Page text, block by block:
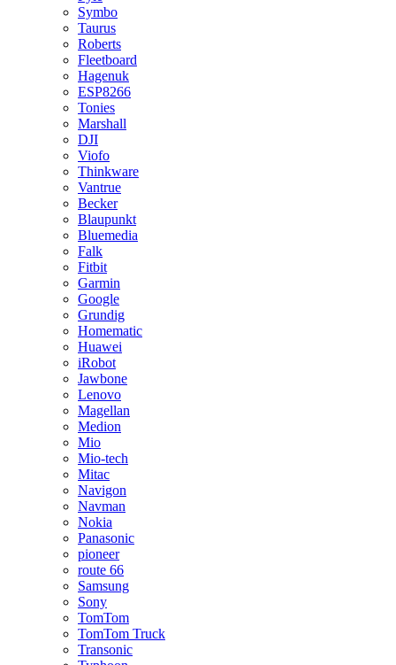
Symbo
Taurus
Roberts
Fleetboard
Hagenuk
ESP8266
Tonies
Marshall
DJI
Viofo
Thinkware
Vantrue
Becker
Blaupunkt
Bluemedia
Falk
Fitbit
Garmin
Google
Grundig
Homematic
Huawei
iRobot
Jawbone
Lenovo
Magellan
Medion
Mio
Mio-tech
Mitac
Navigon
Navman
Nokia
Panasonic
pioneer
route 66
Samsung
Sony
TomTom
TomTom Truck
Transonic